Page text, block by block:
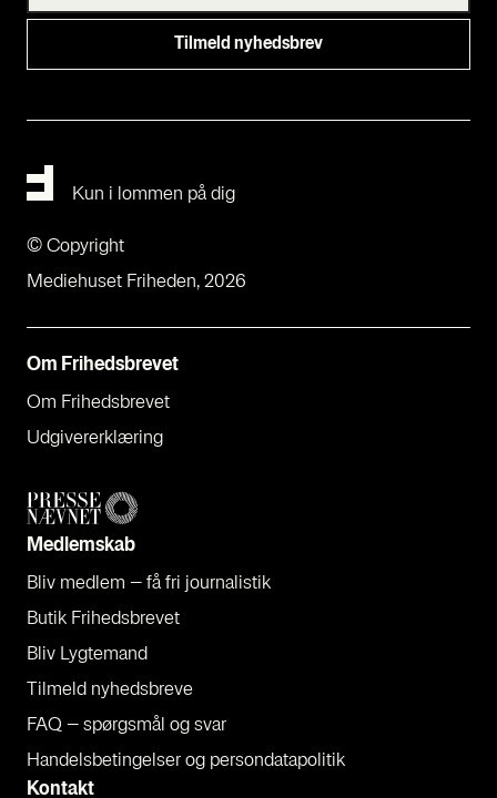
Om Fri­heds­bre­vet
Om Fri­heds­bre­vet
Udgi­ve­rer­klæ­ring
Med­lem­skab
Bliv med­lem – få fri jour­na­li­stik
Butik Fri­heds­bre­vet
Bliv Lyg­te­mand
Til­meld nyheds­bre­ve
FAQ – spørgs­mål og svar
Han­dels­be­tin­gel­ser og per­son­da­ta­po­li­tik
Kon­takt
Kun i lommen på dig
Mediehuset Friheden, 2026
© Copyright